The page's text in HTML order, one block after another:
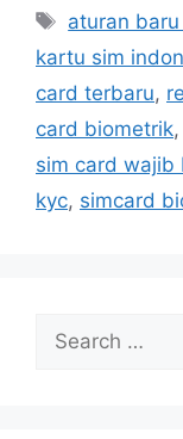
e
g
o
r
s
T
a
s
aturan
kartu sim
card terbaru,
card biometrik,
sim card wajib
kyc, simcard